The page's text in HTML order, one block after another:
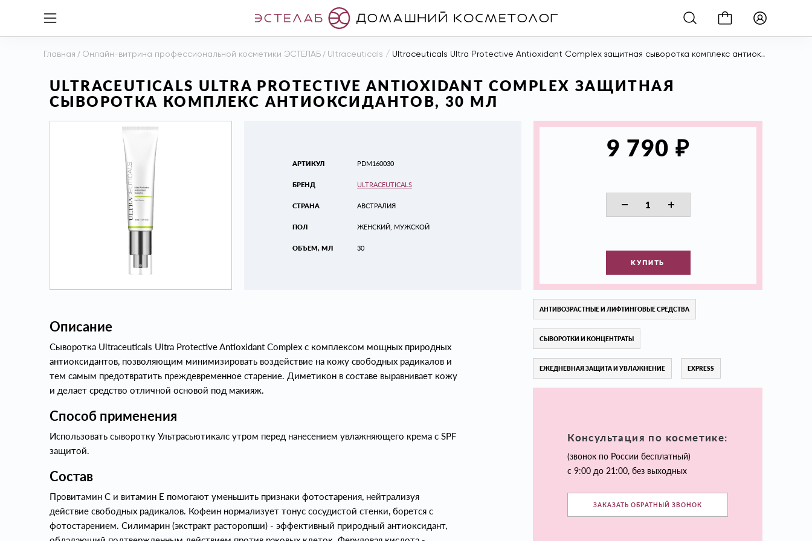
Главная / Онлайн-витрина профессиональной косметики ЭСТЕЛАБ / Ultraceuticals / Ultraceuticals Ultra Protective Antioxidant Complex защитная сыворотка комплекс антиоксидантов, 30 мл
ULTRACEUTICALS ULTRA PROTECTIVE ANTIOXIDANT COMPLEX ЗАЩИТНАЯ
СЫВОРОТКА КОМПЛЕКС АНТИОКСИДАНТОВ, 30 МЛ
АРТИКУЛ
БРЕНД
СТРАНА
ПОЛ
ОБЪЕМ, МЛ
PDM160030
ULTRACEUTICALS
АВСТРАЛИЯ
ЖЕНСКИЙ, МУЖСКОЙ
30
9 790 ₽
КУПИТЬ
Описание
Сыворотка Ultraceuticals Ultra Protective Antioxidant Complex с комплексом мощных природных
антиоксидантов, позволяющим минимизировать воздействие на кожу свободных радикалов и
тем самым предотвратить преждевременное старение. Диметикон в составе выравнивает кожу
и делает средство отличной основой под макияж.
Способ применения
Использовать сыворотку Ультрасьютикалс утром перед нанесением увлажняющего крема с SPF
защитой.
Состав
Провитамин С и витамин Е помогают уменьшить признаки фотостарения, нейтрализуя
действие свободных радикалов. Кофеин нормализует тонус сосудистой стенки, борется с
фотостарением. Силимарин (экстракт расторопши) - эффективный природный антиоксидант,
АНТИВОЗРАСТНЫЕ И ЛИФТИНГОВЫЕ СРЕДСТВА
СЫВОРОТКИ И КОНЦЕНТРАТЫ
ЕЖЕДНЕВНАЯ ЗАЩИТА И УВЛАЖНЕНИЕ EXPRESS
Консультация по косметике:
(звонок по России бесплатный)
с 9:00 до 21:00, без выходных
ЗАКАЗАТЬ ОБРАТНЫЙ ЗВОНОК